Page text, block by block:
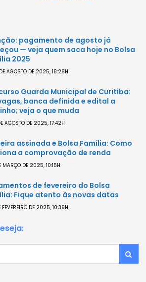
pagamento de agosto já
— veja quem saca hoje no Bolsa
2025
AGOSTO DE 2025, 18:28H
Guarda Municipal de Curitiba:
banca definida e edital a
veja o que muda
AGOSTO DE 2025, 17:42H
assinada e Bolsa Família: Como
a comprovação de renda
MARÇO DE 2025, 10:15H
de fevereiro do Bolsa
Fique atento às novas datas
FEVEREIRO DE 2025, 10:39H